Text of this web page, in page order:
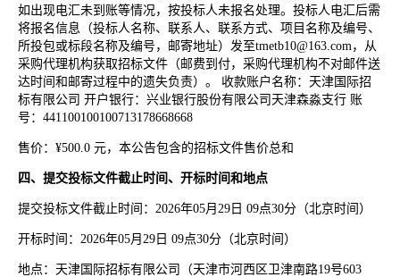
如出现电汇未到账等情况，按投标人未报名处理。投标人电汇后需
将报名信息（投标人名称、联系人、联系方式、项目名称及编号、
所投包或标段名称及编号，邮寄地址）发至tmetb10@163.com，从
采购代理机构获取招标文件（邮费到付，采购代理机构不对邮件送
达时间和邮寄过程中的遗失负责）。 收款账户名称：天津国际招
标有限公司 开户银行：兴业银行股份有限公司天津森淼支行 账
号：441100100100713178668668
售价：¥500.0 元，本公告包含的招标文件售价总和
四、提交投标文件截止时间、开标时间和地点
提交投标文件截止时间：2026年05月29日 09点30分（北京时间）
开标时间：2026年05月29日 09点30分（北京时间）
地点：天津国际招标有限公司（天津市河西区卫津南路19号603